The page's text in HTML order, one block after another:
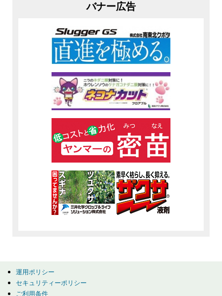
バナー広告
運用ポリシー
セキュリティーポリシー
ご利用条件